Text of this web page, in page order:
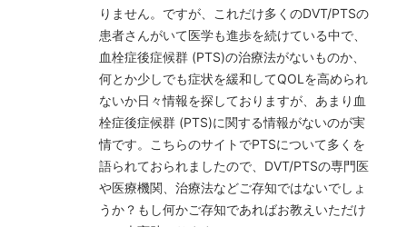
りません。ですが、これだけ多くのDVT/PTSの
患者さんがいて医学も進歩を続けている中で、
血栓症後症候群 (PTS)の治療法がないものか、
何とか少しでも症状を緩和してQOLを高められ
ないか日々情報を探しておりますが、あまり血
栓症後症候群 (PTS)に関する情報がないのが実
情です。こちらのサイトでPTSについて多くを
語られておられましたので、DVT/PTSの専門医
や医療機関、治療法などご存知ではないでしょ
うか？もし何かご存知であればお教えいただけ